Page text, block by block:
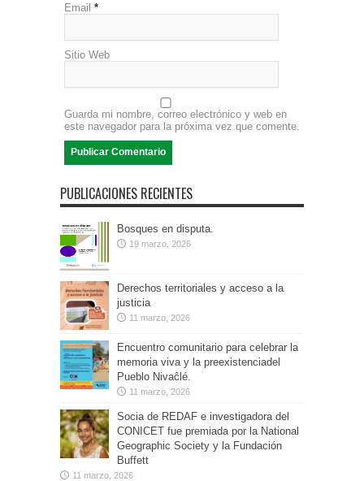
Email *
Sitio Web
Guarda mi nombre, correo electrónico y web en
este navegador para la próxima vez que comente.
PUBLICACIONES RECIENTES
Bosques en disputa.
19 marzo, 2026
Derechos territoriales y acceso a la
justicia
11 marzo, 2026
Encuentro comunitario para celebrar la
memoria viva y la preexistenciadel
Pueblo Nivaĉlé.
11 marzo, 2026
Socia de REDAF e investigadora del
CONICET fue premiada por la National
Geographic Society y la Fundación
Buffett
11 marzo, 2026